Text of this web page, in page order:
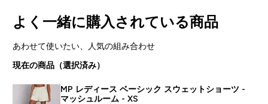
よく一緒に購入されている商品
あわせて使いたい、人気の組み合わせ
現在の商品（選択済み）
MP レディース ベーシック スウェットショーツ -
マッシュルーム - XS